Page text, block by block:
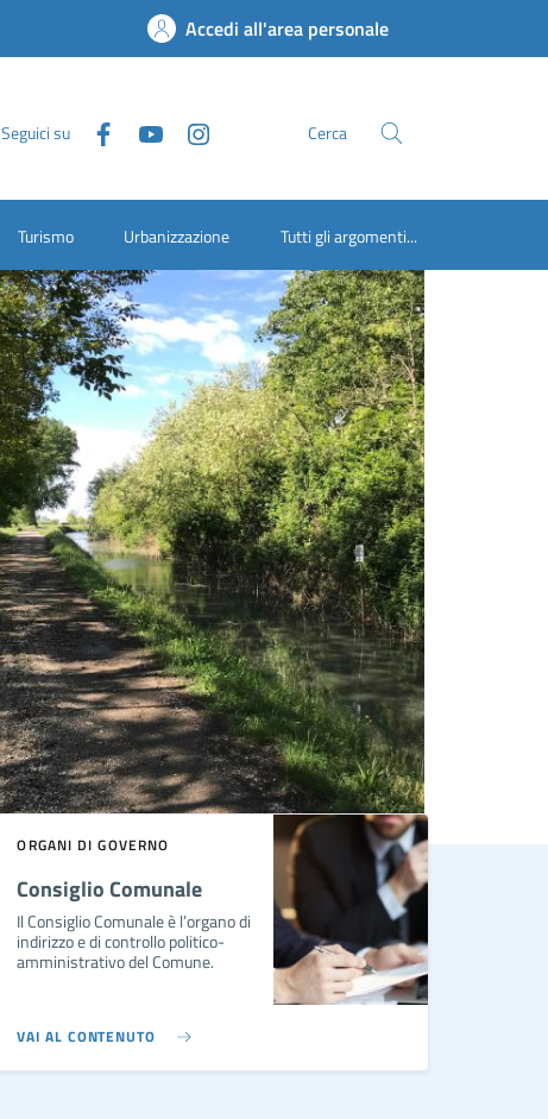
Accedi all'area personale
Seguici su Cerca
Turismo Urbanizzazione Tutti gli argomenti...
ORGANI DI GOVERNO
Consiglio Comunale
Il Consiglio Comunale è l’organo di
indirizzo e di controllo politico-
amministrativo del Comune.
VAI AL CONTENUTO